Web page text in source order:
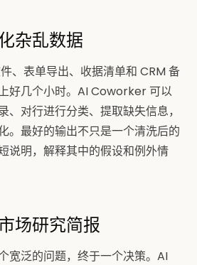
杂乱数据
、表单导出、收据清单和 CRM 备
好几个小时。AI Coworker 可以
、对行进行分类、提取缺失信息，
。最好的输出不只是一个清洗后的
说明，解释其中的假设和例外情
场研究简报
宽泛的问题，终于一个决策。AI